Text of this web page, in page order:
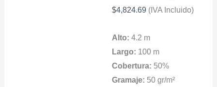
$4,824.69 (IVA Incluido)
Alto: 4.2 m
Largo: 100 m
Cobertura: 50%
Gramaje: 50 gr/m²